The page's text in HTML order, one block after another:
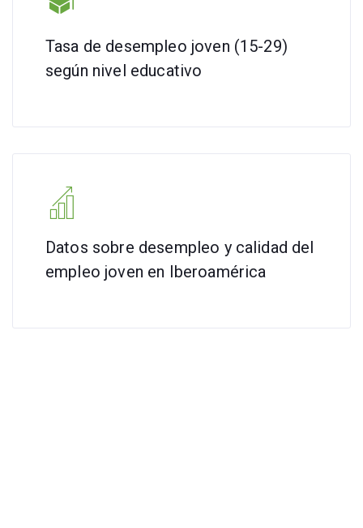
Tasa de desempleo joven (15-29)
según nivel educativo
Datos sobre desempleo y calidad del
empleo joven en Iberoamérica